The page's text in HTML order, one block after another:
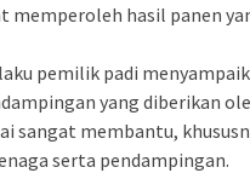
memperoleh hasil panen
pemilik padi
yang diberikan
sangat membantu,
serta pendampingan.